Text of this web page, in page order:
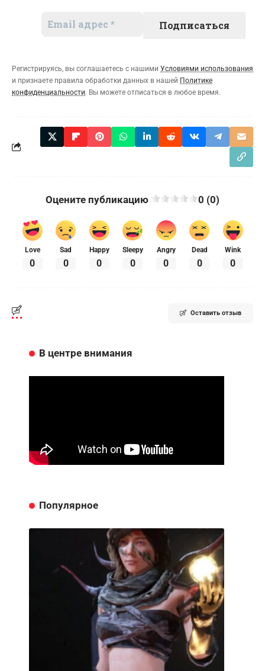
Регистрируясь, вы соглашаетесь с нашими Условиями использования
и признаете правила обработки данных в нашей Политике
конфиденциальности. Вы можете отписаться в любое время.
Оцените публикацию 0 (0)
Love
0
Sad
0
Happy
0
Sleepy
0
Angry
0
Dead
0
Wink
0
Оставить отзыв
В центре внимания
Популярное